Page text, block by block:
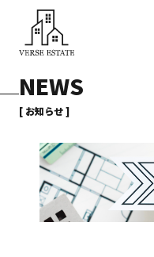
NEWS
[ お知らせ ]